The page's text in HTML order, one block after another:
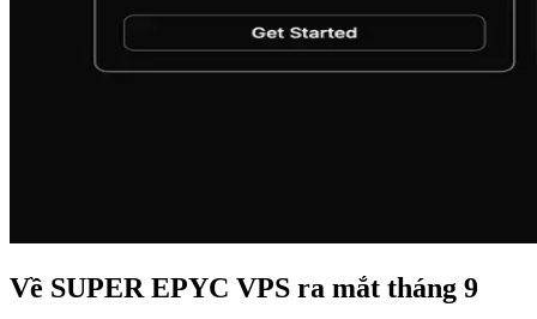
Về SUPER EPYC VPS ra mắt tháng 9